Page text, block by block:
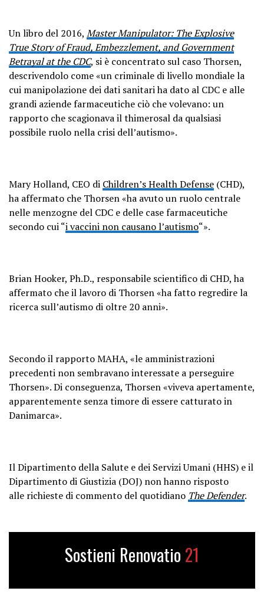
Un libro del 2016, Master Manipulator: The Explosive
True Story of Fraud, Embezzlement, and Government
Betrayal at the CDC, si è concentrato sul caso Thorsen,
descrivendolo come «un criminale di livello mondiale la
cui manipolazione dei dati sanitari ha dato al CDC e alle
grandi aziende farmaceutiche ciò che volevano: un
rapporto che scagionava il thimerosal da qualsiasi
possibile ruolo nella crisi dell’autismo».
Mary Holland, CEO di Children’s Health Defense (CHD),
ha affermato che Thorsen «ha avuto un ruolo centrale
nelle menzogne ​​del CDC e delle case farmaceutiche
secondo cui “i vaccini non causano l’autismo“».
Brian Hooker, Ph.D., responsabile scientifico di CHD, ha
affermato che il lavoro di Thorsen «ha fatto regredire la
ricerca sull’autismo di oltre 20 anni».
Secondo il rapporto MAHA, «le amministrazioni
precedenti non sembravano interessate a perseguire
Thorsen». Di conseguenza, Thorsen «viveva apertamente,
apparentemente senza timore di essere catturato in
Danimarca».
Il Dipartimento della Salute e dei Servizi Umani (HHS) e il
Dipartimento di Giustizia (DOJ) non hanno risposto
alle richieste di commento del quotidiano The Defender.
Sostieni Renovatio 21